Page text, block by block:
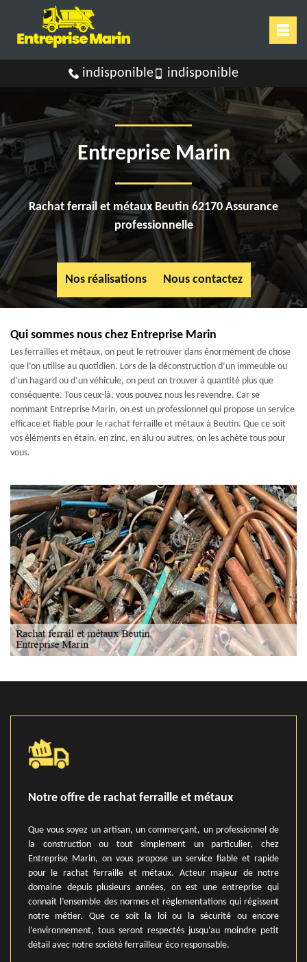
indisponible indisponible
Entreprise Marin
Rachat ferrail et métaux Beutin 62170 Assurance
professionnelle
Nos réalisations Nous contactez
Qui sommes nous chez Entreprise Marin
Les ferrailles et métaux, on peut le retrouver dans énormément de chose
que l’on utilise au quotidien. Lors de la déconstruction d’un immeuble ou
d’un hagard ou d’un véhicule, on peut on trouver à quantité plus que
conséquente. Tous ceux-là, vous pouvez nous les revendre. Car se
nommant Entreprise Marin, on est un professionnel qui propose un service
efficace et fiable pour le rachat ferraille et métaux à Beutin. Que ce soit
vos éléments en étain, en zinc, en alu ou autres, on les achète tous pour
vous.
Notre offre de rachat ferraille et métaux
Que vous soyez un artisan, un commerçant, un professionnel de
la construction ou tout simplement un particulier, chez
Entreprise Marin, on vous propose un service fiable et rapide
pour le rachat ferraille et métaux. Acteur majeur de notre
domaine depuis plusieurs années, on est une entreprise qui
connait l’ensemble des normes et règlementations qui régissent
notre métier. Que ce soit la loi ou la sécurité ou encore
l’environnement, tous seront respectés jusqu’au moindre petit
détail avec notre société ferrailleur éco responsable.